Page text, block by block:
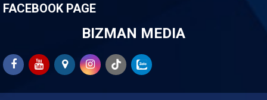
FACEBOOK PAGE
BIZMAN MEDIA